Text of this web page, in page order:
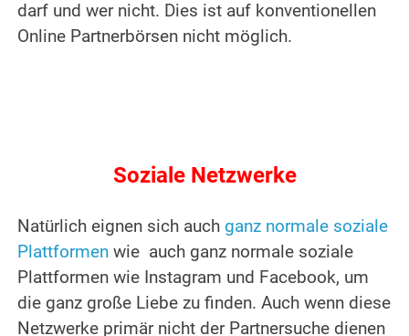
darf und wer nicht. Dies ist auf konventionellen
Online Partnerbörsen nicht möglich.
Soziale Netzwerke
Natürlich eignen sich auch ganz normale soziale
Plattformen wie auch ganz normale soziale
Plattformen wie Instagram und Facebook, um
die ganz große Liebe zu finden. Auch wenn diese
Netzwerke primär nicht der Partnersuche dienen